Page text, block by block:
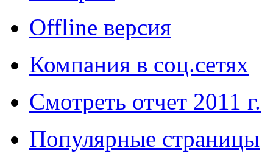
Offline версия
Компания в соц.сетях
Смотреть отчет 2011 г.
Популярные страницы